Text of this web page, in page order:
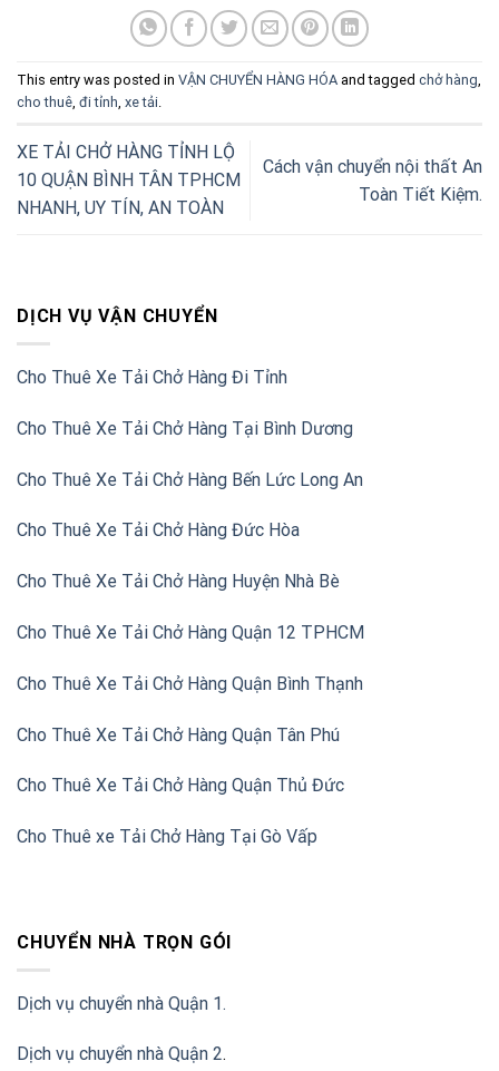
DỊCH VỤ VẬN CHUYỂN
Cho Thuê Xe Tải Chở Hàng Đi Tỉnh
Cho Thuê Xe Tải Chở Hàng Tại Bình Dương
Cho Thuê Xe Tải Chở Hàng Bến Lức Long An
Cho Thuê Xe Tải Chở Hàng Đức Hòa
Cho Thuê Xe Tải Chở Hàng Huyện Nhà Bè
Cho Thuê Xe Tải Chở Hàng Quận 12 TPHCM
Cho Thuê Xe Tải Chở Hàng Quận Bình Thạnh
Cho Thuê Xe Tải Chở Hàng Quận Tân Phú
Cho Thuê Xe Tải Chở Hàng Quận Thủ Đức
Cho Thuê xe Tải Chở Hàng Tại Gò Vấp
CHUYỂN NHÀ TRỌN GÓI
Dịch vụ chuyển nhà Quận 1.
Dịch vụ chuyển nhà Quận 2.
This entry was posted in VẬN CHUYỂN HÀNG HÓA and tagged chở hàng,
cho thuê, đi tỉnh, xe tải.
XE TẢI CHỞ HÀNG TỈNH LỘ
10 QUẬN BÌNH TÂN TPHCM
NHANH, UY TÍN, AN TOÀN
Cách vận chuyển nội thất An
Toàn Tiết Kiệm.